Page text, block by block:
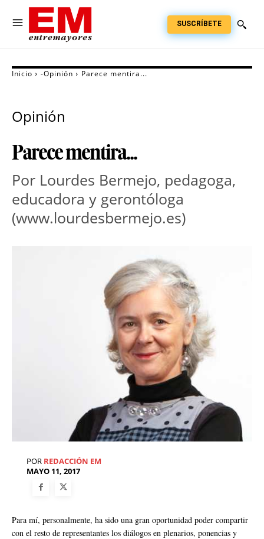
SUSCRÍBETE
Inicio -Opinión Parece mentira...
Opinión
Parece mentira...
Por Lourdes Bermejo, pedagoga,
educadora y gerontóloga
(www.lourdesbermejo.es)
POR REDACCIÓN EM
MAYO 11, 2017
Para mí, personalmente, ha sido una gran oportunidad poder compartir
con el resto de representantes los diálogos en plenarios, ponencias y